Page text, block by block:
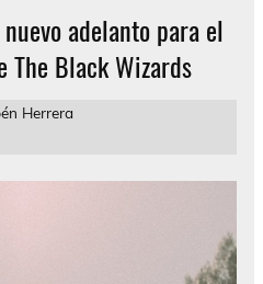
adelanto para el
The Black Wizards
Herrera